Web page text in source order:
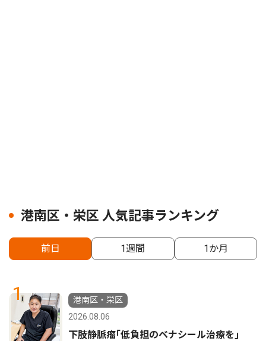
港南区・栄区 人気記事ランキング
前日 1週間 1か月
1
港南区・栄区
2026.08.06
下肢静脈瘤｢低負担のベナシール治療を｣